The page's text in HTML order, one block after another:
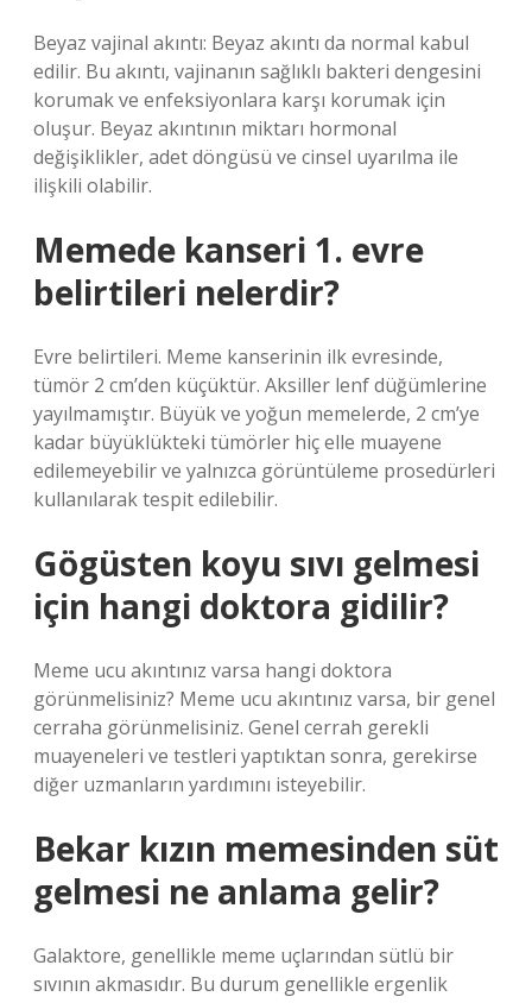
Beyaz vajinal akıntı: Beyaz akıntı da normal kabul
edilir. Bu akıntı, vajinanın sağlıklı bakteri dengesini
korumak ve enfeksiyonlara karşı korumak için
oluşur. Beyaz akıntının miktarı hormonal
değişiklikler, adet döngüsü ve cinsel uyarılma ile
ilişkili olabilir.
Memede kanseri 1. evre
belirtileri nelerdir?
Evre belirtileri. Meme kanserinin ilk evresinde,
tümör 2 cm’den küçüktür. Aksiller lenf düğümlerine
yayılmamıştır. Büyük ve yoğun memelerde, 2 cm’ye
kadar büyüklükteki tümörler hiç elle muayene
edilemeyebilir ve yalnızca görüntüleme prosedürleri
kullanılarak tespit edilebilir.
Gögüsten koyu sıvı gelmesi
için hangi doktora gidilir?
Meme ucu akıntınız varsa hangi doktora
görünmelisiniz? Meme ucu akıntınız varsa, bir genel
cerraha görünmelisiniz. Genel cerrah gerekli
muayeneleri ve testleri yaptıktan sonra, gerekirse
diğer uzmanların yardımını isteyebilir.
Bekar kızın memesinden süt
gelmesi ne anlama gelir?
Galaktore, genellikle meme uçlarından sütlü bir
sıvının akmasıdır. Bu durum genellikle ergenlik